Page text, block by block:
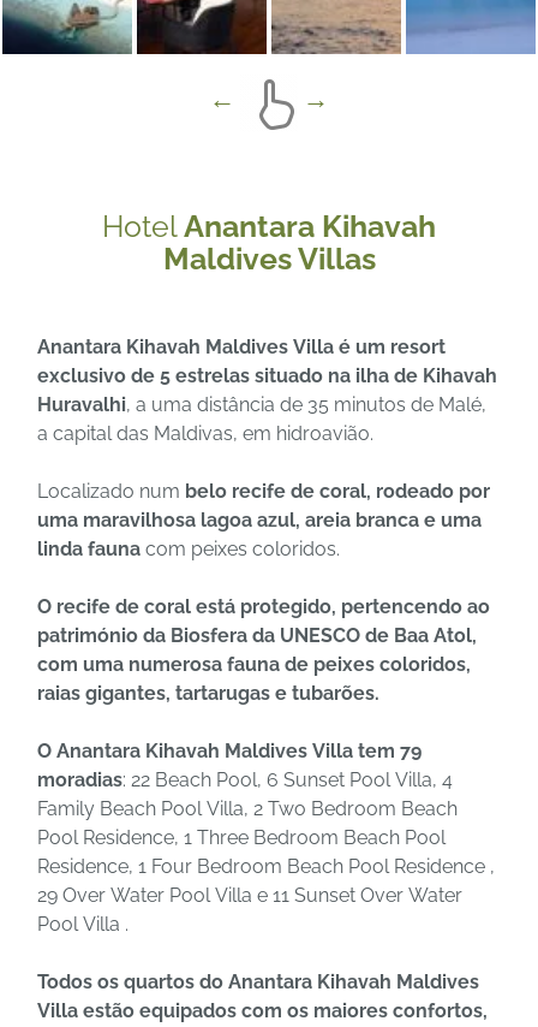
HotelAnantara Kihavah
Maldives Villas
Anantara Kihavah Maldives Villa é um resort
exclusivo de 5 estrelas situado na ilha de Kihavah
Huravalhi, a uma distância de 35 minutos de Malé,
a capital das Maldivas, em hidroavião.
Localizado num belo recife de coral, rodeado por
uma maravilhosa lagoa azul, areia branca e uma
linda fauna com peixes coloridos.
O recife de coral está protegido, pertencendo ao
património da Biosfera da UNESCO de Baa Atol,
com uma numerosa fauna de peixes coloridos,
raias gigantes, tartarugas e tubarões.
O Anantara Kihavah Maldives Villa tem 79
moradias: 22 Beach Pool, 6 Sunset Pool Villa, 4
Family Beach Pool Villa, 2 Two Bedroom Beach
Pool Residence, 1 Three Bedroom Beach Pool
Residence, 1 Four Bedroom Beach Pool Residence ,
29 Over Water Pool Villa e 11 Sunset Over Water
Pool Villa .
Todos os quartos do Anantara Kihavah Maldives
Villa estão equipados com os maiores confortos,